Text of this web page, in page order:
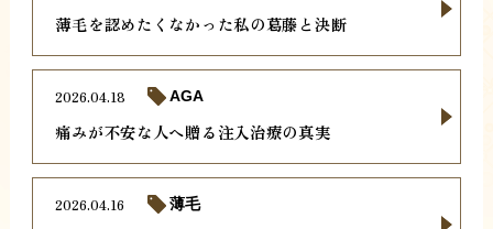
薄毛を認めたくなかった私の葛藤と決断
痛みが不安な人へ贈る注入治療の真実
2026.04.18 AGA
2026.04.16 薄毛